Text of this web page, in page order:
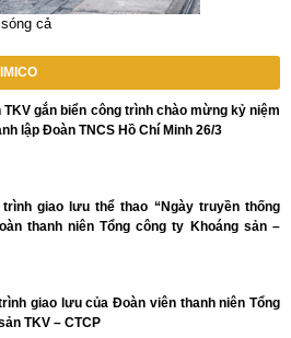
cả
TKV gắn biển công trình chào mừng kỷ niệm
lập Đoàn TNCS Hồ Chí Minh 26/3
giao lưu thể thao “Ngày truyền thống
thanh niên Tổng công ty Khoáng sản –
giao lưu của Đoàn viên thanh niên Tổng
TKV – CTCP